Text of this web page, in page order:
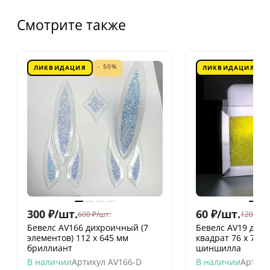
Смотрите также
ЛИКВИДАЦИЯ - 50%
300 ₽/шт.600 ₽/шт.
Бевелс AV166 дихроичный (7
элементов) 112 х 645 мм
бриллиант
В наличииАртикул AV166-D
ЛИКВИДАЦИЯ
60 ₽/шт.120
Бевелс AV19
квадрат 76 х 76
шиншилла
В наличии